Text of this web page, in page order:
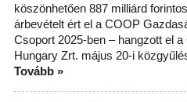
köszönhetően 887 milliárd forintos
árbevételt ért el a COOP
Csoport 2025-ben – hangzott el
Hungary Zrt. május 20-i
Tovább »